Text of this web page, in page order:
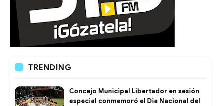
TRENDING
Concejo Municipal Libertador en sesión
especial conmemoró el Dia Nacional del